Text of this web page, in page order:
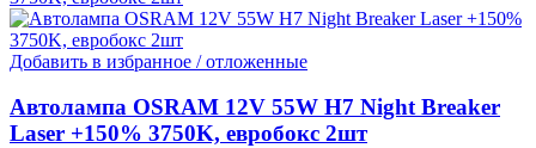
Добавить в избранное / отложенные
Автолампа OSRAM 12V 55W H7 Night Breaker
Laser +150% 3750K, евробокс 2шт